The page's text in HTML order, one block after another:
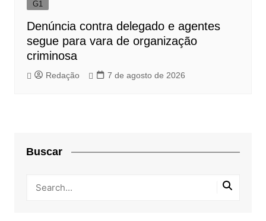
G1
Denúncia contra delegado e agentes
segue para vara de organização
criminosa
Redação 7 de agosto de 2026
Buscar